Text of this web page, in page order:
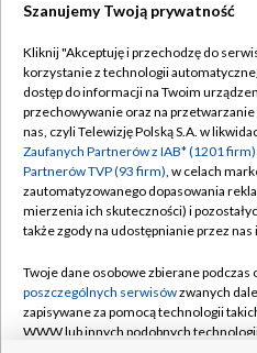
Abonament TVP
Emisja w TVP
Centrum informacji TVP
Naziemna Telewizja Cyfrowa
Rada Programowa
System NOS
Polityka
Moje
Szanujemy Twoją prywatność
Kliknij "Akceptuję i przechodzę do
korzystanie z technologii
dostęp do informacji na Twoim
przechowywanie oraz na
nas, czyli Telewizję Polską S.A. w
Zaufanych Partnerów z IAB* (1201 firm)
Partnerów TVP (93 firm), w celach
zautomatyzowanego dopasowania
mierzenia ich skuteczności) i
także zgody na udostępnianie przez
Twoje dane osobowe zbierane
poszczególnych serwisówzwanych
zapisywane za pomocą technologii
WWW lub innych podobnych